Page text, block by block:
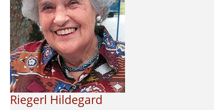
Riegerl Hildegard